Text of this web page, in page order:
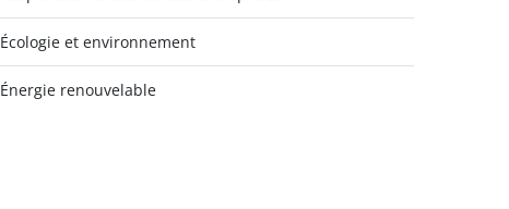
Écologie et environnement
Énergie renouvelable